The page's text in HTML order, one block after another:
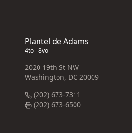
Plantel de Adams
4to - 8vo
2020 19th St NW
Washington, DC 20009
(202) 673-7311
(202) 673-6500